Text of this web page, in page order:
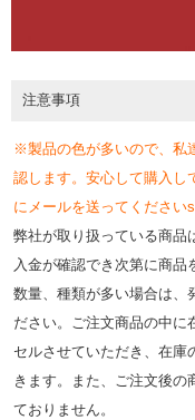
注意事項
※製品の色が多いので、私
認します。安心して購入し
にメールを送ってください
弊社が取り扱っている商品
入金が確認でき次第に商品
数量、種類が多い場合は、
ださい。ご注文商品の中に
セルさせていただき、在庫
きます。また、ご注文後の
ておりません。